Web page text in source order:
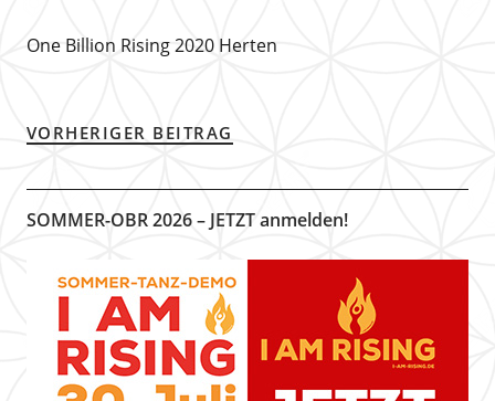
One Billion Rising 2020 Herten
VORHERIGER BEITRAG
SOMMER-OBR 2026 – JETZT anmelden!